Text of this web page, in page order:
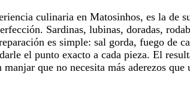
culinaria en Matosinhos, es la de
Sardinas, lubinas, doradas,
es simple: sal gorda, fuego de
el punto exacto a cada pieza. El
que no necesita más aderezos